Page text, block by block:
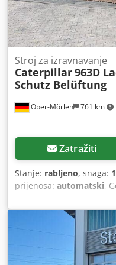
Ober-Mörlen 761 km
Stroj za izravnavanje
Caterpillar963D
Schutz Belüftung
Zatražiti
Stanje: rabljeno, snaga:
prijenosa: automatski,
, Pogon:
20.220 kg Za dodatne
CAT, zaštita-ventilacija,
radni sati: 11.394, 141
mm, visina: 3335 mm,
zapremina motora: 6,6